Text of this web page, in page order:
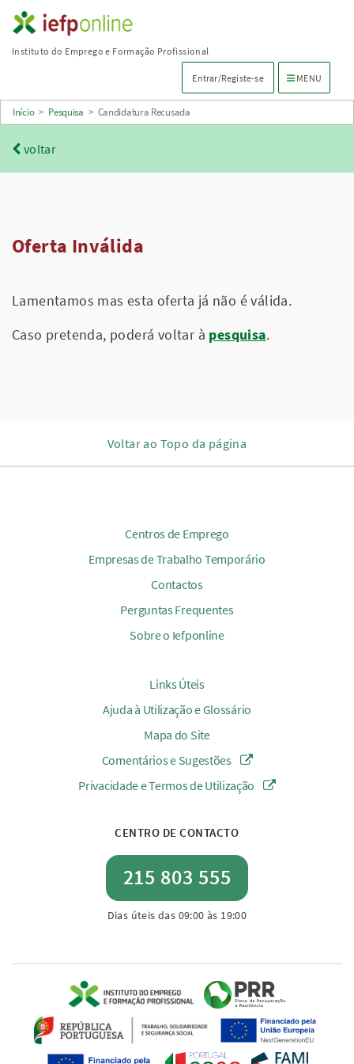
Saltar
para
principal
Instituto do Emprego e Formação Profissional
Entrar/Registe-se Menu de
MENU
Início > Pesquisa > Candidatura Recusada
voltar
Oferta Inválida
Lamentamos mas esta oferta já não é válida.
Caso pretenda, poderá voltar à pesquisa.
Voltar ao Topo da página
Centros de Emprego
Empresas de Trabalho Temporário
Contactos
Perguntas Frequentes
Sobre o Iefponline
Links Úteis
Ajuda à Utilização e Glossário
Mapa do Site
Comentários e Sugestões
Privacidade e Termos de Utilização
CENTRO DE CONTACTO
215 803 555
Dias úteis das 09:00 às 19:00